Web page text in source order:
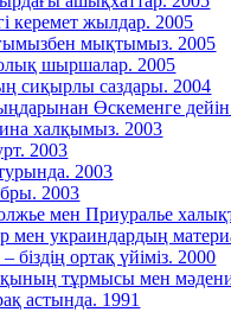
керемет жылдар. 2005
мықтымыз. 2005
шыршалар. 2005
сиқырлы саздары. 2004
Өскеменге
халқымыз. 2003
2003
2003
2003
мен Приуралье
мен украиндардың
біздің ортақ үйіміз. 2000
тұрмысы мен
астында. 1991